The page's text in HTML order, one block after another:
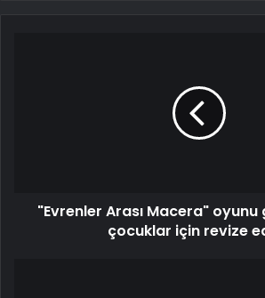
"Evrenler Arası Macera"
çocuklar için revize